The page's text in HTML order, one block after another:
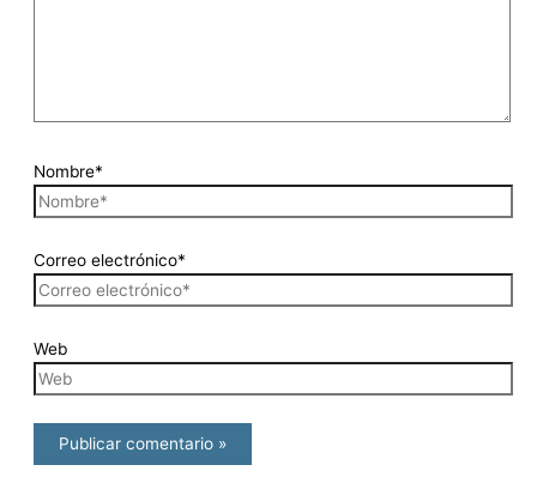
Nombre*
Correo electrónico*
Web